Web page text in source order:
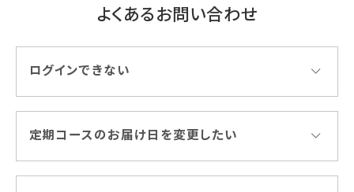
よくあるお問い合わせ
ログインできない
定期コースのお届け日を変更したい